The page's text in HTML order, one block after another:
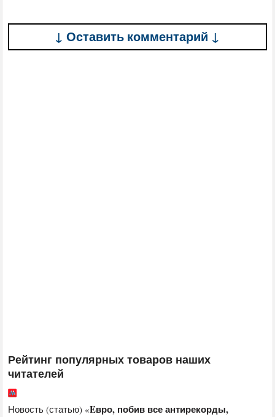
↓ Оставить комментарий ↓
Рейтинг популярных товаров наших
читателей
Новость (статью) «Eвро, побив все антирекорды,